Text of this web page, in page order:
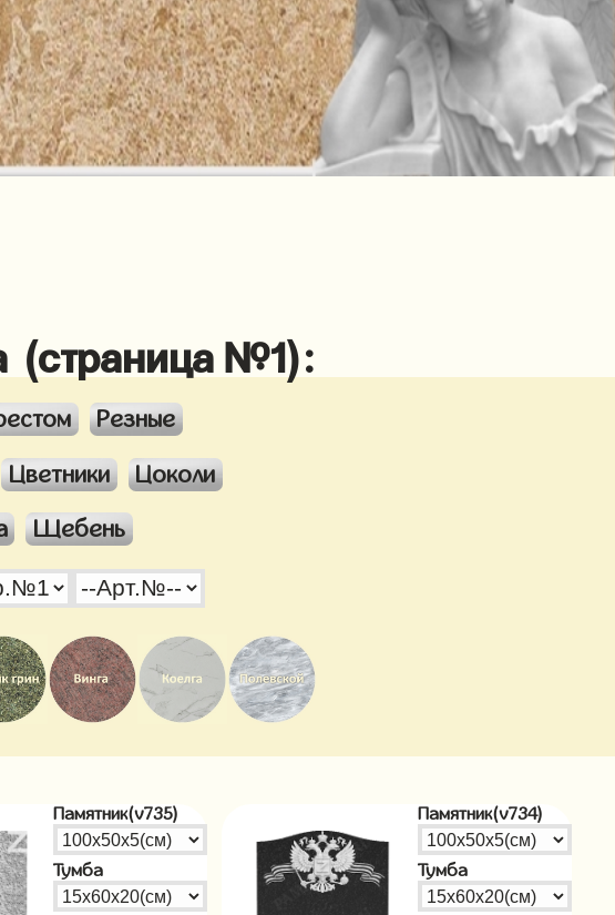
(страница №1):
Резные
Цветники Цоколи
Щебень
Памятник(v735)
Тумба
Памятник(v734)
Тумба